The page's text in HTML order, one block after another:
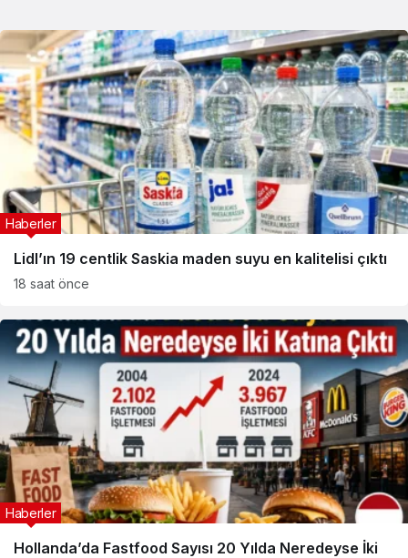
Lidl’ın 19 centlik Saskia maden suyu en kalitelisi çıktı
Haberler
18 saat önce
Hollanda’da Fastfood Sayısı 20 Yılda Neredeyse İki
Haberler